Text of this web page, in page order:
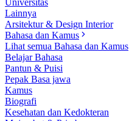
Universitas
Lainnya
Arsitektur & Design Interior
Bahasa dan Kamus
Lihat semua Bahasa dan Kamus
Belajar Bahasa
Pantun & Puisi
Pepak Basa jawa
Kamus
Biografi
Kesehatan dan Kedokteran